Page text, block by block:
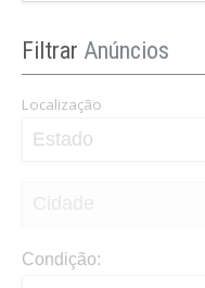
Filtrar Anúncios
Localização
Condição: